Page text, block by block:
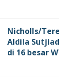
Nicholls/
Aldila
di 16 besar